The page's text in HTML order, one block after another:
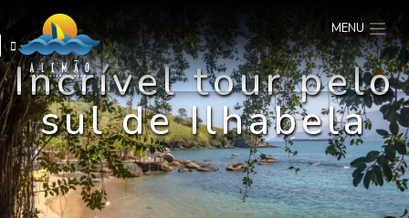
MENU
Incrível tour pelo
sul de Ilhabela